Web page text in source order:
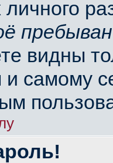
личного
видны
самому